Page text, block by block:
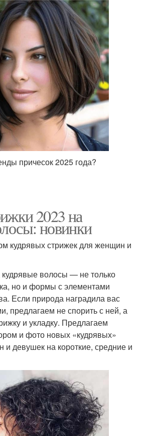
причесок 2025 года?
2023 на
новинки
кудрявых стрижек для женщин и
волосы — не только
но и формы с элементами
Если природа наградила вас
предлагаем не спорить с ней, а
и укладку.⁣⁣ Предлагаем
и фото новых «кудрявых»
девушек на короткие, средние и